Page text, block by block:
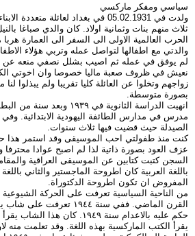
سياسي ومفكر ماركسي
ثلاث منهم بنات وثمانية اولاد. كان والدي صباغا
الحرب العالمية الاولى الى السفر الى العمارة
والدتي مع اطفالها لتواصل عمله وتربي هؤلاء
لم يوفق في عمله ثم اصيب بشلل نصفي منعه عن
نعيش في ظروف صعبة ماليا خصوصا وان اخوتي
زواجهم وتخلوا عن العائلة كليا تقريبا ولم يبذلوا لنا
بصورة متوسطة.
انهيت الدراسة الثانوية في
الصيدلة حيث قضيت فيها ثلاث سنوات.
كنت منذ طفولتي احب الموسيقى وقد استمر هذا
عزف العود بصورة ذاتية لذا لم اصبح عوادا
السجن كتبت كتابين عن الموسيقى العراقية
باللغة العربية كان اطروحة الماجستير والثاني
المفروض ان تكون اطروحة الدكتوراة.
من الناحية السياسية تعرفت على الحركة الشيوعية
القرن الماضي. ففي سنة ١٩٤٤
حكم عليه بالاعدام سنة ١٩٤٩. كان
يقرأ الكتب الماركسية بهذه اللغة. وقد تعلمت